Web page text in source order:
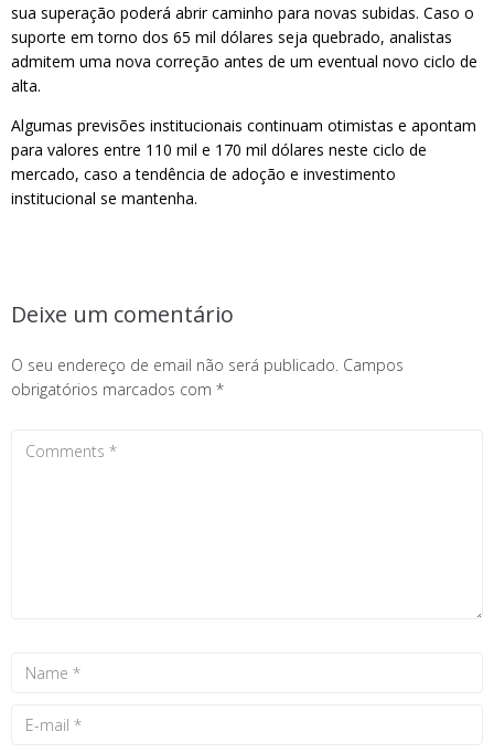
sua superação poderá abrir caminho para novas subidas. Caso o
suporte em torno dos 65 mil dólares seja quebrado, analistas
admitem uma nova correção antes de um eventual novo ciclo de
alta.
Algumas previsões institucionais continuam otimistas e apontam
para valores entre 110 mil e 170 mil dólares neste ciclo de
mercado, caso a tendência de adoção e investimento
institucional se mantenha.
Deixe um comentário
O seu endereço de email não será publicado. Campos
obrigatórios marcados com *